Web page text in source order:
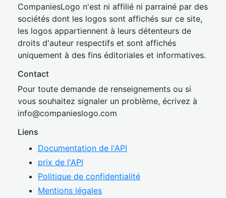
CompaniesLogo n'est ni affilié ni parrainé par des
sociétés dont les logos sont affichés sur ce site,
les logos appartiennent à leurs détenteurs de
droits d'auteur respectifs et sont affichés
uniquement à des fins éditoriales et informatives.
Contact
Pour toute demande de renseignements ou si
vous souhaitez signaler un problème, écrivez à
info@companieslogo.com
Liens
Documentation de l'API
prix de l'API
Politique de confidentialité
Mentions légales